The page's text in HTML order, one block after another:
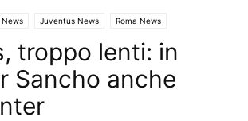
Juventus News Roma News
troppo lenti: in
Sancho anche